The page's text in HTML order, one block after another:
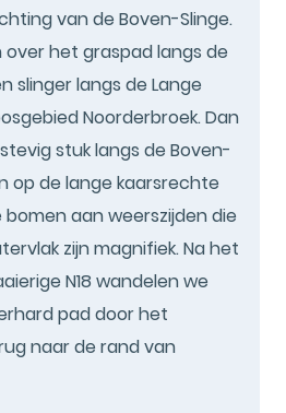
van de Boven-Slinge.
het graspad langs de
slinger langs de Lange
Noorderbroek. Dan
stuk langs de Boven-
op de lange kaarsrechte
aan weerszijden die
zijn magnifiek. Na het
N18 wandelen we
pad door het
naar de rand van